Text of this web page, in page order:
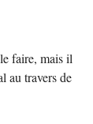
faire, mais il
au travers de